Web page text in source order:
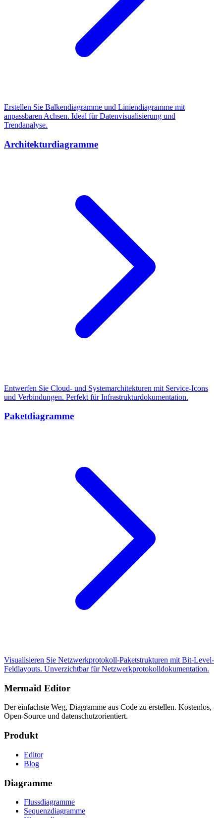
Erstellen Sie Balkendiagramme und Liniendiagramme mit
anpassbaren Achsen. Ideal für Datenvisualisierung und
Trendanalyse.
Architekturdiagramme
Entwerfen Sie Cloud- und Systemarchitekturen mit Service-Icons
und Verbindungen. Perfekt für Infrastrukturdokumentation.
Paketdiagramme
Visualisieren Sie Netzwerkprotokoll-Paketstrukturen mit Bit-Level-
Feldlayouts. Unverzichtbar für Netzwerkprotokolldokumentation.
Mermaid Editor
Der einfachste Weg, Diagramme aus Code zu erstellen. Kostenlos,
Open-Source und datenschutzorientiert.
Produkt
Editor
Blog
Diagramme
Flussdiagramme
Sequenzdiagramme